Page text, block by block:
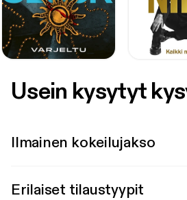
Usein kysytyt
Ilmainen kokeilujakso
Erilaiset tilaustyypit